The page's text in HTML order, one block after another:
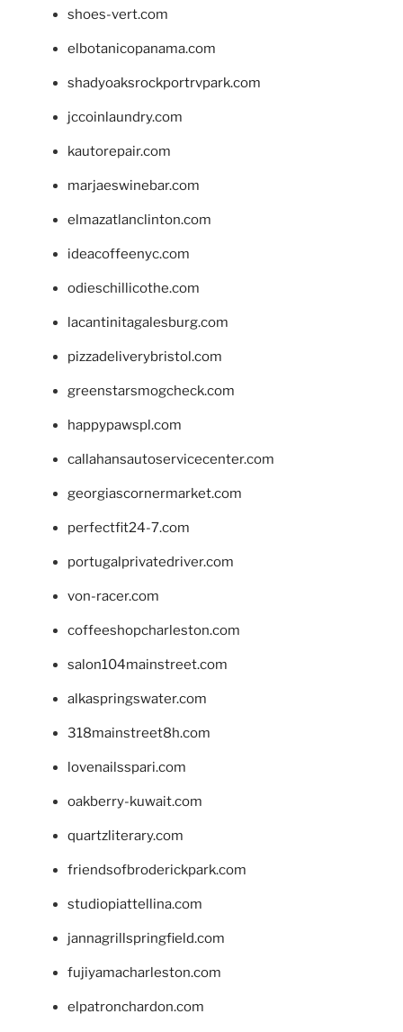
shoes-vert.com
elbotanicopanama.com
shadyoaksrockportrvpark.com
jccoinlaundry.com
kautorepair.com
marjaeswinebar.com
elmazatlanclinton.com
ideacoffeenyc.com
odieschillicothe.com
lacantinitagalesburg.com
pizzadeliverybristol.com
greenstarsmogcheck.com
happypawspl.com
callahansautoservicecenter.com
georgiascornermarket.com
perfectfit24-7.com
portugalprivatedriver.com
von-racer.com
coffeeshopcharleston.com
salon104mainstreet.com
alkaspringswater.com
318mainstreet8h.com
lovenailsspari.com
oakberry-kuwait.com
quartzliterary.com
friendsofbroderickpark.com
studiopiattellina.com
jannagrillspringfield.com
fujiyamacharleston.com
elpatronchardon.com